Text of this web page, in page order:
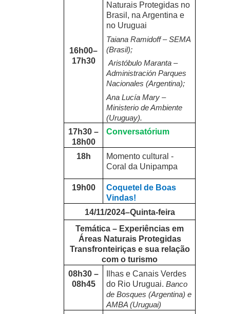
16h00–
17h30
Naturais Protegidas no
Brasil, na Argentina e
no Uruguai
Taiana Ramidoff – SEMA
(Brasil);
Aristóbulo Maranta –
Administración Parques
Nacionales (Argentina);
Ana Lucía Mary –
Ministerio de Ambiente
(Uruguay).
17h30 –
18h00
Conversatórium
18h
Momento cultural -
Coral da Unipampa
19h00
Coquetel de Boas
Vindas!
14/11/2024–Quinta-feira
Temática – Experiências em
Áreas Naturais Protegidas
Transfronteiriças e sua relação
com o turismo
08h30 –
08h45
Ilhas e Canais Verdes
do Rio Uruguai.Banco
de Bosques (Argentina) e
AMBA (Uruguai)